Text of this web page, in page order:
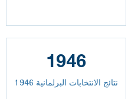
1946
نتائج الانتخابات البرلمانية 1946